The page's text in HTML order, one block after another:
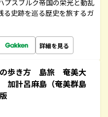
プスブルク帝国の栄光と動乱
る史跡を巡る歴史を旅するガ
詳細を見る
歩き方 島旅 奄美大
計呂麻島（奄美群島